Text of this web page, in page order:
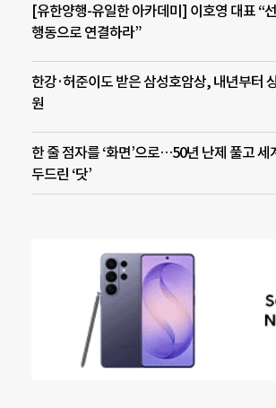
[유한양행-유일한 아카데미] 이호영 대표 “
행동으로 연결하라”
한강·허준이도 받은 삼성호암상, 내년부터
원
한 줄 점자를 ‘화면’으로…50년 난제 풀고 세
두드린 ‘닷’